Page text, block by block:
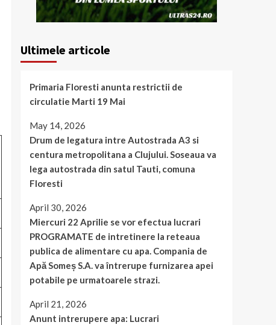
Ultimele articole
Primaria Floresti anunta restrictii de
circulatie Marti 19 Mai
May 14, 2026
Drum de legatura intre Autostrada A3 si
centura metropolitana a Clujului. Soseaua va
lega autostrada din satul Tauti, comuna
Floresti
April 30, 2026
Miercuri 22 Aprilie se vor efectua lucrari
PROGRAMATE de intretinere la reteaua
publica de alimentare cu apa. Compania de
Apă Someș S.A. va întrerupe furnizarea apei
potabile pe urmatoarele strazi.
April 21, 2026
Anunt intrerupere apa: Lucrari